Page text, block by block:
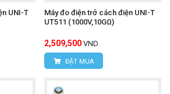
UNI-T
Máy đo điện trở cách điện UNI-T
UT511 (1000V,10GΩ)
2,509,500 VND
ĐẶT MUA